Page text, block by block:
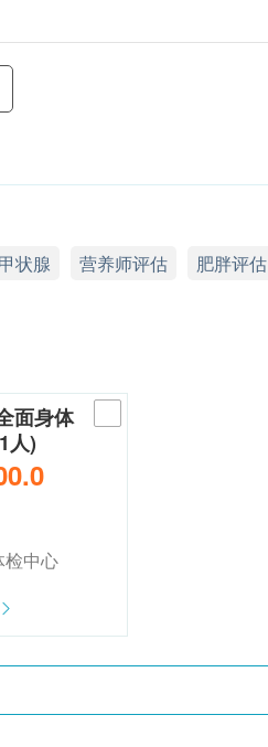
甲状腺 营养师评估 肥胖评估
面身体
人)
检中心